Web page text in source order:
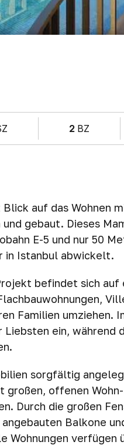
2 BZ
auf das Wohnen
gebaut. Dieses
E-5 und nur 50
in Istanbul abwickelt.
befindet sich
Familien umziehen.
Liebsten ein, während
sorgfältig
offenen
Durch die großen
Balkone
Wohnungen verfügen